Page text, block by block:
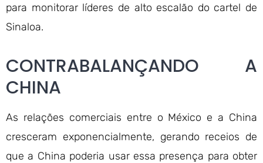
para monitorar líderes de alto escalão do cartel de
Sinaloa.
CONTRABALANÇANDO A
CHINA
As relações comerciais entre o México e a China
cresceram exponencialmente, gerando receios de
que a China poderia usar essa presença para obter